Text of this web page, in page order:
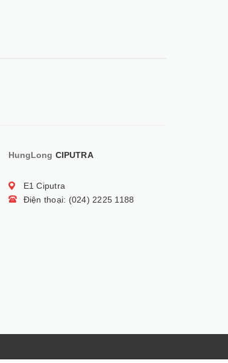
HungLong CIPUTRA
E1 Ciputra
Điện thoại: (024) 2225 1188